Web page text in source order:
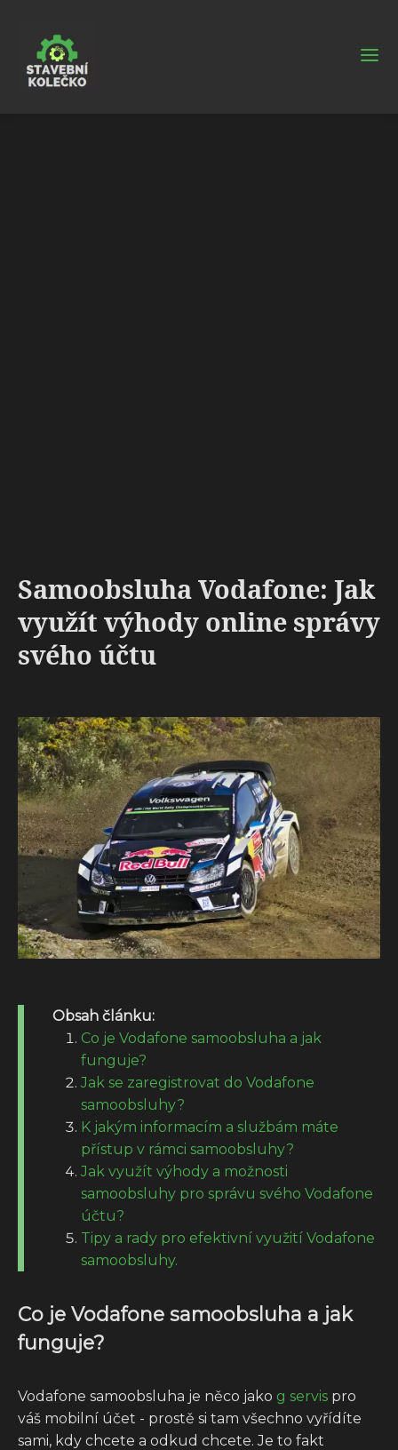
Samoobsluha Vodafone: Jak
využít výhody online správy
svého účtu
Obsah článku:
Co je Vodafone samoobsluha a jak
funguje?
Jak se zaregistrovat do Vodafone
samoobsluhy?
K jakým informacím a službám máte
přístup v rámci samoobsluhy?
Jak využít výhody a možnosti
samoobsluhy pro správu svého Vodafone
účtu?
Tipy a rady pro efektivní využití Vodafone
samoobsluhy.
Co je Vodafone samoobsluha a jak
funguje?
Vodafone samoobsluha je něco jako g servis pro
váš mobilní účet - prostě si tam všechno vyřídíte
sami, kdy chcete a odkud chcete. Je to fakt